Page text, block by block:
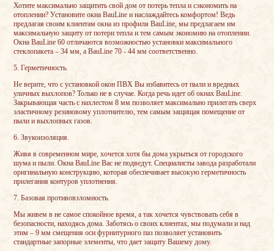
Хотите максимально защитить свой дом от потерь тепла и сэкономить на
отоплении? Установите окна BauLine и наслаждайтесь комфортом! Ведь
предлагая своим клиентам окна из профиля BauLine, мы предлагаем им
максимальную защиту от потери тепла и тем самым экономию на отоплении.
Окна BauLine 60 отличаются возможностью установки максимального
стеклопакета – 34 мм, а BauLine 70 - 44 мм соответственно.
5. Герметичность.
Не верите, что с установкой окон ПВХ Вы избавитесь от пыли и вредных
уличных выхлопов? Только не в случае. Когда речь идет об окнах BauLine.
Закрывающая часть с нахлестом 8 мм позволяет максимально прилегать сверх
эластичному резиновому уплотнителю, тем самым защищая помещение от
пыли и выхлопных газов.
6. Звукоизоляция.
Живя в современном мире, хочется хотя бы дома укрыться от городского
шума и пыли. Окна BauLine Вас не подведут. Специалисты завода разработали
оригинальную конструкцию, которая обеспечивает высокую герметичность
прилегания контуров уплотнения.
7. Базовая противовзломность.
Мы живем в не самое спокойное время, а так хочется чувствовать себя в
безопасности, находясь дома. Заботясь о своих клиентах, мы подумали и над
этим – 9 мм смещения оси фурнитурного паз позволяет установить
стандартные запорные элементы, что дает защиту Вашему дому.